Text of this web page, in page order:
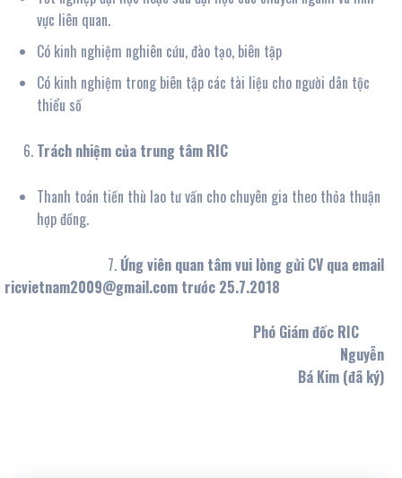
vực liên quan.
Có kinh nghiệm nghiên cứu, đào tạo, biên tập
Có kinh nghiệm trong biên tập các tài liệu cho người dân tộc
thiểu số
Trách nhiệm của trung tâm RIC
Thanh toán tiền thù lao tư vấn cho chuyên gia theo thỏa thuận
hợp đồng.
Ứng viên quan tâm vui lòng gửi CV qua email
ricvietnam2009@gmail.com trước 25.7.2018
Phó Giám đốc RIC
Nguyễn
Bá Kim (đã ký)